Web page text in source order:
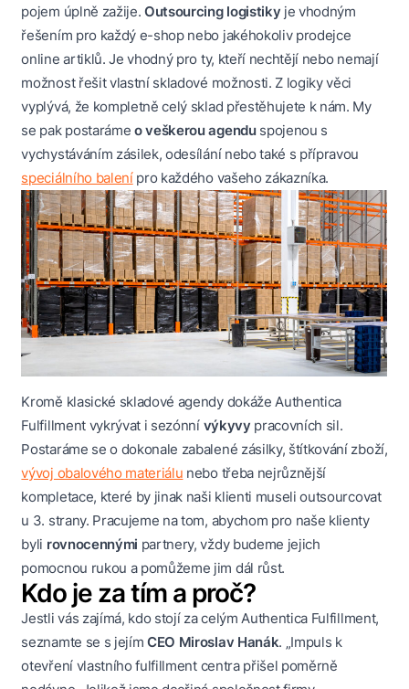
pojem úplně zažije.Outsourcing logistiky je vhodným
řešením pro každý e-shop nebo jakéhokoliv prodejce
online artiklů. Je vhodný pro ty, kteří nechtějí nebo nemají
možnost řešit vlastní skladové možnosti. Z logiky věci
vyplývá, že kompletně celý sklad přestěhujete k nám. My
se pak postaráme o veškerou agenduspojenou s
vychystáváním zásilek, odesílání nebo také s přípravou
speciálního balenípro každého vašeho zákazníka.
Kromě klasické skladové agendy dokáže Authentica
Fulfillment vykrývat i sezónní výkyvy pracovních sil.
Postaráme se o dokonale zabalené zásilky, štítkování zboží,
vývoj obalového materiálu nebo třeba nejrůznější
kompletace, které by jinak naši klienti museli outsourcovat
u 3. strany. Pracujeme na tom, abychom pro naše klienty
byli rovnocennými partnery, vždy budeme jejich
pomocnou rukou a pomůžeme jim dál růst.
Kdo je za tím a proč?
Jestli vás zajímá, kdo stojí za celým Authentica Fulfillment,
seznamte se s jejímCEO Miroslav Hanák. „Impuls k
otevření vlastního fulfillment centra přišel poměrně